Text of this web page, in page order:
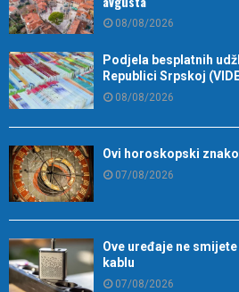
08/08/2026
Podjela besplatnih
Republici Srpskoj
08/08/2026
Ovi horoskopski
07/08/2026
Ove uređaje ne
kablu
07/08/2026